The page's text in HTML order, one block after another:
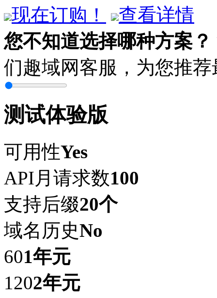
现在订购！
查看详情
您不知道选择哪种方案？
们趣域网客服，为您推
测试体验版
可用性Yes
API月请求数100
支持后缀20个
域名历史No
601年元
1202年元